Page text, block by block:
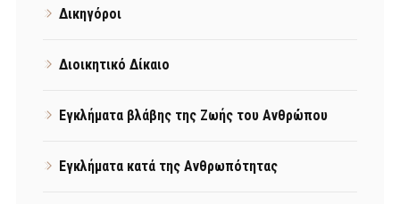
Δικηγόροι
Διοικητικό Δίκαιο
Εγκλήματα βλάβης της Ζωής του Ανθρώπου
Εγκλήματα κατά της Ανθρωπότητας